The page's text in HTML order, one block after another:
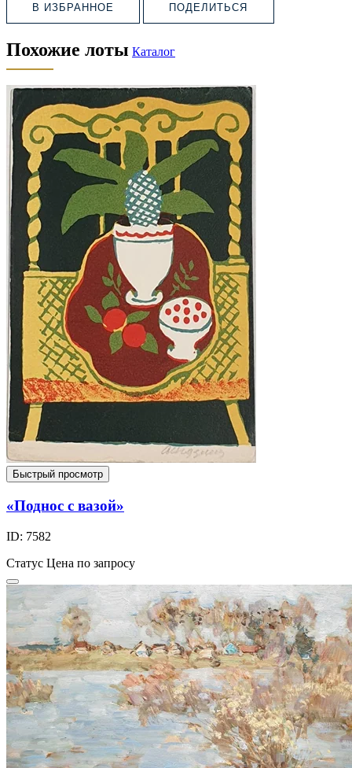
В ИЗБРАННОЕ ПОДЕЛИТЬСЯ
Похожие лоты Каталог
Быстрый просмотр
«Поднос с вазой»
ID: 7582
Статус Цена по запросу